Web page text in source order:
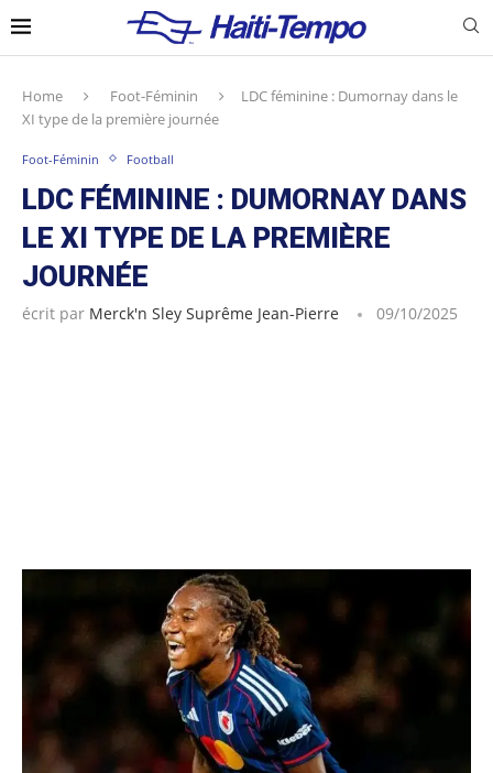
Home Foot-Féminin
LDC féminine : Dumornay dans le
XI type de la première journée
Foot-Féminin Football
LDC FÉMININE : DUMORNAY DANS
LE XI TYPE DE LA PREMIÈRE
JOURNÉE
écrit par Merck'n Sley Suprême Jean-Pierre 09/10/2025